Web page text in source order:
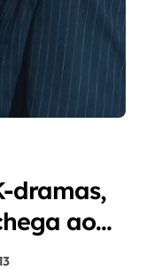
dramas,
ao